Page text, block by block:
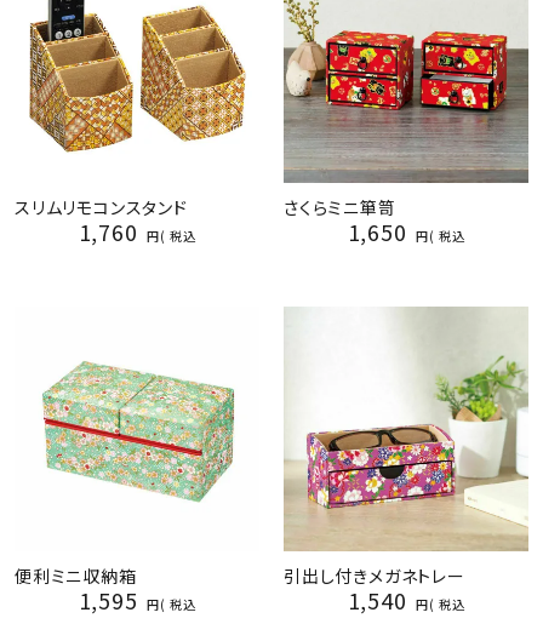
スリムリモコンスタンド
1,760 税込
さくらミニ箪笥
1,650 税込
便利ミニ収納箱
1,595 税込
引出し付きメガネトレー
1,540 税込